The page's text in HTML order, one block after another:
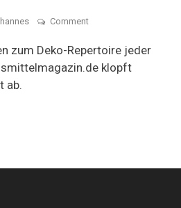
Commenton
nur
zu
Halloween:
zum Deko-Repertoire jeder
klopft
ab.